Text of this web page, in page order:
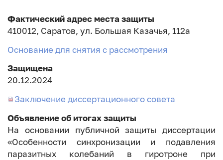
Фактический адрес места защиты
410012, Саратов, ул. Большая Казачья, 112а
Основание для снятия с рассмотрения
Защищена
20.12.2024
Заключение диссертационного совета
Объявление об итогах защиты
На основании публичной защиты диссертации
«Особенности синхронизации и подавления
паразитных колебаний в гиротроне при